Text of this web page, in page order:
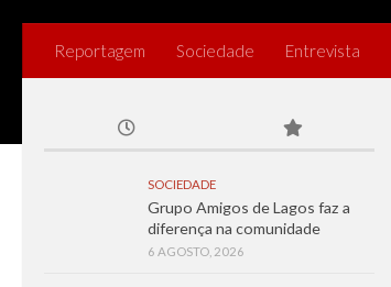
Reportagem Sociedade Entrevista
SOCIEDADE
Grupo Amigos de Lagos faz a
diferença na comunidade
6 AGOSTO, 2026